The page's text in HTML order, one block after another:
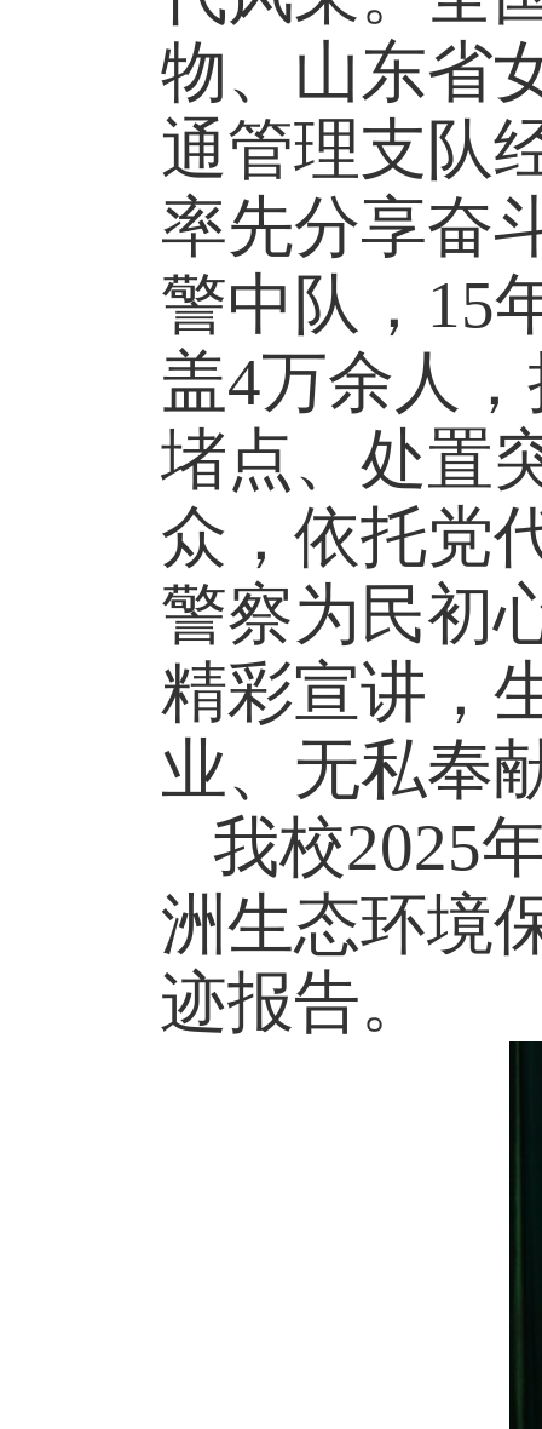
物、 山东省
通管理支队
率先分享奋
警中队，15
盖4万余人
堵点、处置
众，依托党
警察为民初
精彩宣讲，
业、无私奉
我校2025
洲生态环境
迹报告。